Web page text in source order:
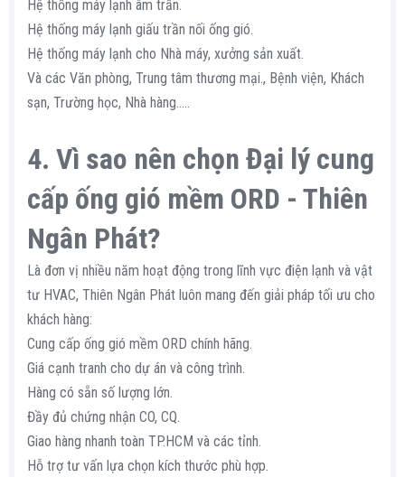
Hệ thống máy lạnh âm trần.
Hệ thống máy lạnh giấu trần nối ống gió.
Hệ thống máy lạnh cho Nhà máy, xưởng sản xuất.
Và các Văn phòng, Trung tâm thương mại., Bệnh viện, Khách
sạn, Trường học, Nhà hàng.....
4. Vì sao nên chọn Đại lý cung
cấp ống gió mềm ORD - Thiên
Ngân Phát?
Là đơn vị nhiều năm hoạt động trong lĩnh vực điện lạnh và vật
tư HVAC, Thiên Ngân Phát luôn mang đến giải pháp tối ưu cho
khách hàng:
Cung cấp ống gió mềm ORD chính hãng.
Giá cạnh tranh cho dự án và công trình.
Hàng có sẵn số lượng lớn.
Đầy đủ chứng nhận CO, CQ.
Giao hàng nhanh toàn TP.HCM và các tỉnh.
Hỗ trợ tư vấn lựa chọn kích thước phù hợp.